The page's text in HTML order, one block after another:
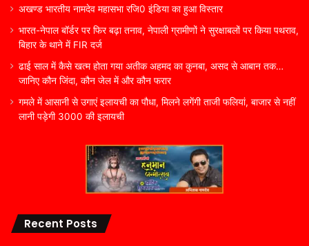
अखण्ड भारतीय नामदेव महासभा रजि0 इंडिया का हुआ विस्तार
भारत-नेपाल बॉर्डर पर फिर बढ़ा तनाव, नेपाली ग्रामीणों ने सुरक्षाबलों पर किया पथराव,
बिहार के थाने में FIR दर्ज
ढाई साल में कैसे खत्म होता गया अतीक अहमद का कुनबा, असद से आबान तक…
जानिए कौन जिंदा, कौन जेल में और कौन फरार
गमले में आसानी से उगाएं इलायची का पौधा, मिलने लगेंगी ताजी फलियां, बाजार से नहीं
लानी पड़ेगी 3000 की इलायची
Recent Posts